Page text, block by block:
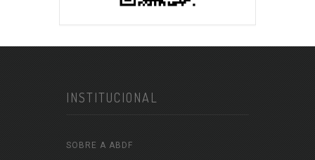
INSTITUCIONAL
SOBRE A ABDF